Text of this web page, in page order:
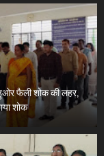
फैली शोक की लहर,
शोक